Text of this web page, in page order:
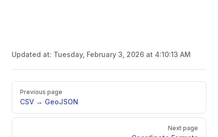
Updated at: Tuesday, February 3, 2026 at 4:10:13 AM
Pager
Previous page
CSV → GeoJSON
Next page